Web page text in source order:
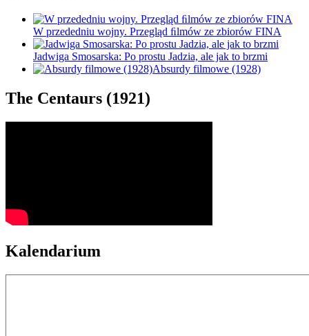
W przededniu wojny. Przegląd ﬁlmów ze zbiorów FINA
Jadwiga Smosarska: Po prostu Jadzia, ale jak to brzmi
Absurdy filmowe (1928)
The Centaurs (1921)
Kalendarium